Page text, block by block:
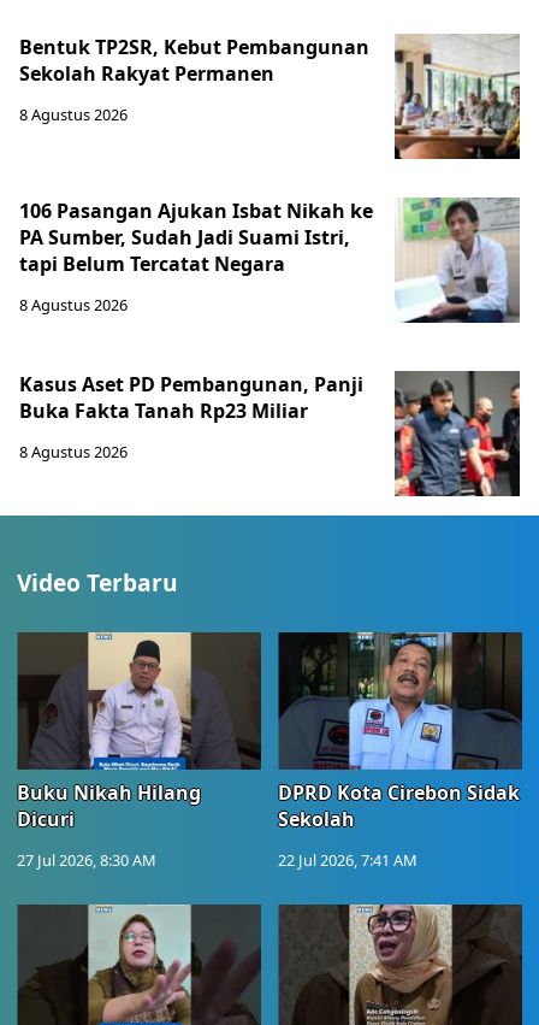
Bentuk TP2SR, Kebut Pembangunan
Sekolah Rakyat Permanen
8 Agustus 2026
106 Pasangan Ajukan Isbat Nikah ke
PA Sumber, Sudah Jadi Suami Istri,
tapi Belum Tercatat Negara
8 Agustus 2026
Kasus Aset PD Pembangunan, Panji
Buka Fakta Tanah Rp23 Miliar
8 Agustus 2026
Video Terbaru
Buku Nikah Hilang
Dicuri
27 Jul 2026, 8:30 AM
DPRD Kota Cirebon Sidak
Sekolah
22 Jul 2026, 7:41 AM